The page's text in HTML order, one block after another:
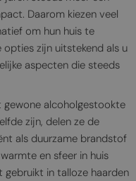
Daarom kiezen veel
om hun huis te
opties zijn uitstekend als u
aspecten die steeds
gewone alcoholgestookte
zijn, delen ze de
als duurzame brandstof
en sfeer in huis
in talloze haarden